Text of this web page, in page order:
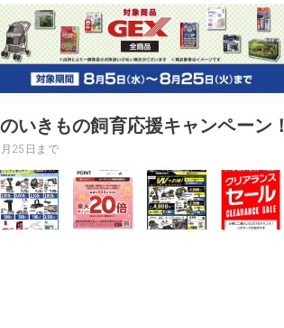
いきもの飼育応援キャンペーン！
25日まで